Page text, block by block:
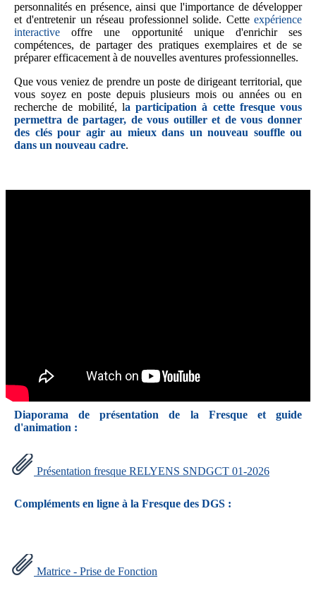
personnalités en présence, ainsi que l'importance de développer
et d'entretenir un réseau professionnel solide. Cette expérience
interactive offre une opportunité unique d'enrichir ses
compétences, de partager des pratiques exemplaires et de se
préparer efficacement à de nouvelles aventures professionnelles.
Que vous veniez de prendre un poste de dirigeant territorial, que
vous soyez en poste depuis plusieurs mois ou années ou en
recherche de mobilité, la participation à cette fresque vous
permettra de partager, de vous outiller et de vous donner
des clés pour agir au mieux dans un nouveau souffle ou
dans un nouveau cadre.
Diaporama de présentation de la Fresque et guide
d'animation :
Présentation fresque RELYENS SNDGCT 01-2026
Compléments en ligne à la Fresque des DGS :
Matrice - Prise de Fonction